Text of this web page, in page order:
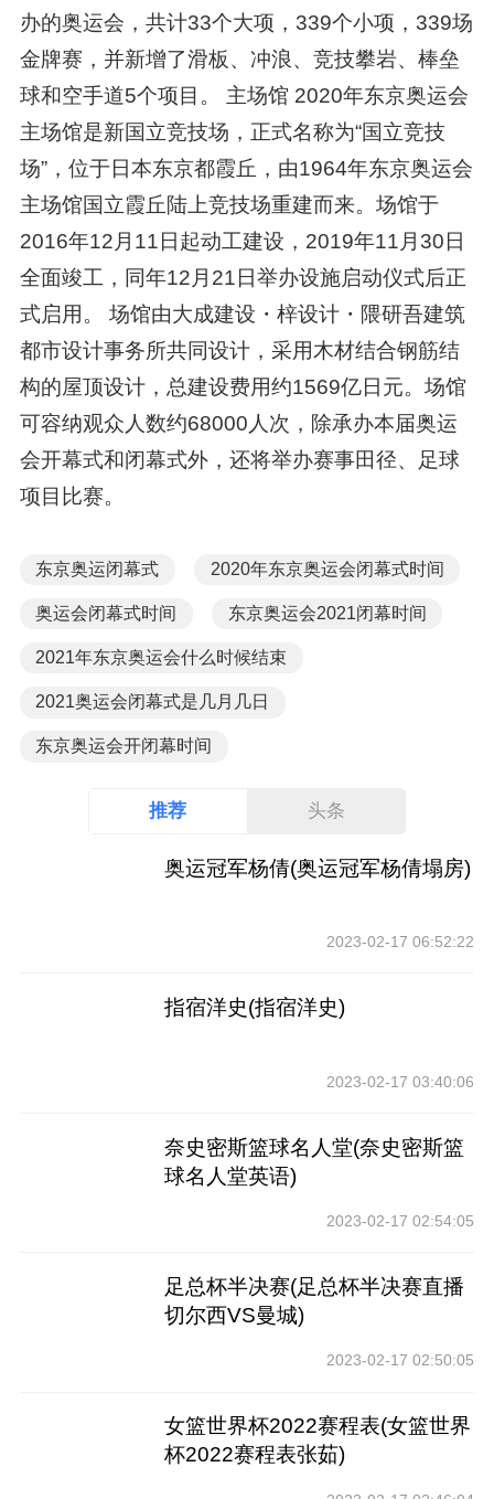
办的奥运会，共计33个大项，339个小项，339场
金牌赛，并新增了滑板、冲浪、竞技攀岩、棒垒
球和空手道5个项目。 主场馆 2020年东京奥运会
主场馆是新国立竞技场，正式名称为“国立竞技
场”，位于日本东京都霞丘，由1964年东京奥运会
主场馆国立霞丘陆上竞技场重建而来。场馆于
2016年12月11日起动工建设，2019年11月30日
全面竣工，同年12月21日举办设施启动仪式后正
式启用。 场馆由大成建设・梓设计・隈研吾建筑
都市设计事务所共同设计，采用木材结合钢筋结
构的屋顶设计，总建设费用约1569亿日元。场馆
可容纳观众人数约68000人次，除承办本届奥运
会开幕式和闭幕式外，还将举办赛事田径、足球
项目比赛。
东京奥运闭幕式 2020年东京奥运会闭幕式时间
奥运会闭幕式时间 东京奥运会2021闭幕时间
2021年东京奥运会什么时候结束
2021奥运会闭幕式是几月几日
东京奥运会开闭幕时间
推荐 头条
奥运冠军杨倩(奥运冠军杨倩塌房)
2023-02-17 06:52:22
指宿洋史(指宿洋史)
2023-02-17 03:40:06
奈史密斯篮球名人堂(奈史密斯篮
球名人堂英语)
2023-02-17 02:54:05
足总杯半决赛(足总杯半决赛直播
切尔西VS曼城)
2023-02-17 02:50:05
女篮世界杯2022赛程表(女篮世界
杯2022赛程表张茹)